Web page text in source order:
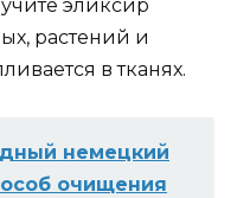
эликсир
растений и
в тканях.
немецкий
очищения